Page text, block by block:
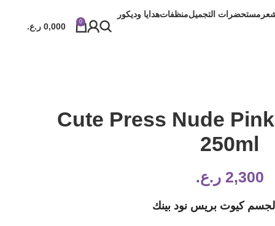
مستحضرات التجميلمنظفاتهدايا وديكور
0
0,000 ر.ع.
Cute Press Nude
250ml‏
2,300 ر.ع.
كيوت بريس نود بينك